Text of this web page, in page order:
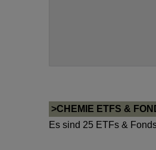
>CHEMIE ETFS &
Es sind 25 ETFs &